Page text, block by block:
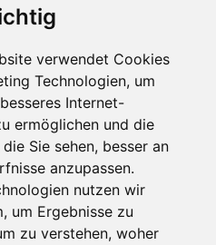
verwendet Cookies
Technologien, um
Internet-
ermöglichen und die
Sie sehen, besser an
anzupassen.
nutzen wir
um Ergebnisse zu
zu verstehen, woher
alle Hefte mit